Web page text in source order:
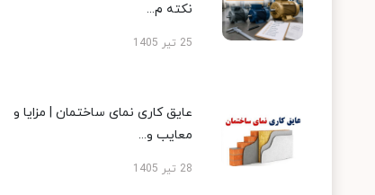
نکته م...
25 تیر 1405
عایق کاری نمای ساختمان | مزایا و
معایب و...
28 تیر 1405